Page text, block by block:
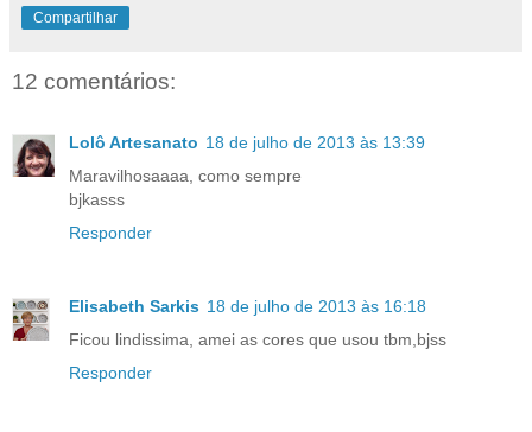
Compartilhar
12 comentários:
Lolô Artesanato 18 de julho de 2013 às 13:39
Maravilhosaaaa, como sempre
bjkasss
Responder
Elisabeth Sarkis 18 de julho de 2013 às 16:18
Ficou lindissima, amei as cores que usou tbm,bjss
Responder